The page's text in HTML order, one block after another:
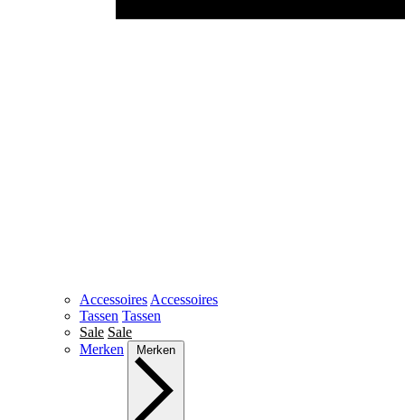
Accessoires Accessoires
Tassen Tassen
Sale Sale
Merken
Merken